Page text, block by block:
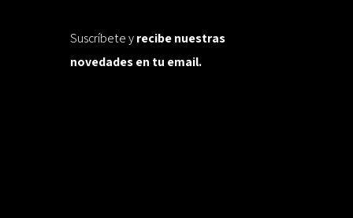
Suscríbete yrecibe nuestras
novedades en tu email.